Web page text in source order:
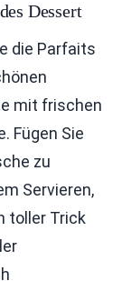
Dessert
die Parfaits
mit frischen
Fügen Sie
zu
Servieren,
toller Trick